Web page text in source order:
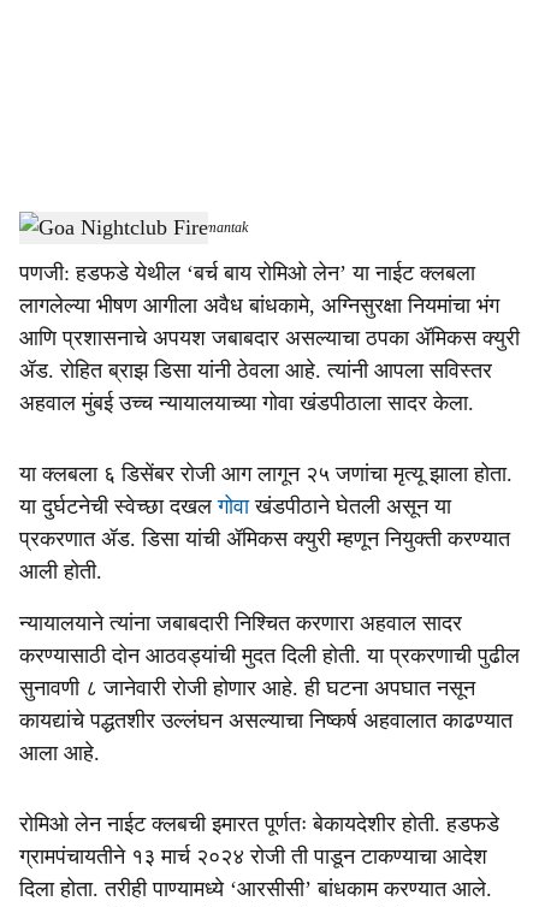
a
r
e
Goa Nightclub Fire- Dainik Gomantak
पणजी: हडफडे येथील ‘बर्च बाय रोमिओ लेन’ या नाईट क्लबला
लागलेल्या भीषण आगीला अवैध बांधकामे, अग्निसुरक्षा नियमांचा भंग
आणि प्रशासनाचे अपयश जबाबदार असल्याचा ठपका ॲमिकस क्युरी
ॲड. रोहित ब्राझ डिसा यांनी ठेवला आहे. त्यांनी आपला सविस्तर
अहवाल मुंबई उच्च न्यायालयाच्या गोवा खंडपीठाला सादर केला.
या क्लबला ६ डिसेंबर रोजी आग लागून २५ जणांचा मृत्यू झाला होता.
या दुर्घटनेची स्वेच्छा दखलगोवाखंडपीठाने घेतली असून या
प्रकरणात ॲड. डिसा यांची ॲमिकस क्युरी म्हणून नियुक्ती करण्यात
आली होती.
न्यायालयाने त्यांना जबाबदारी निश्चित करणारा अहवाल सादर
करण्यासाठी दोन आठवड्यांची मुदत दिली होती. या प्रकरणाची पुढील
सुनावणी ८ जानेवारी रोजी होणार आहे. ही घटना अपघात नसून
कायद्यांचे पद्धतशीर उल्लंघन असल्याचा निष्कर्ष अहवालात काढण्यात
आला आहे.
रोमिओ लेन नाईट क्लबची इमारत पूर्णतः बेकायदेशीर होती. हडफडे
ग्रामपंचायतीने १३ मार्च २०२४ रोजी ती पाडून टाकण्याचा आदेश
दिला होता. तरीही पाण्यामध्‍ये ‘आरसीसी’ बांधकाम करण्यात आले.